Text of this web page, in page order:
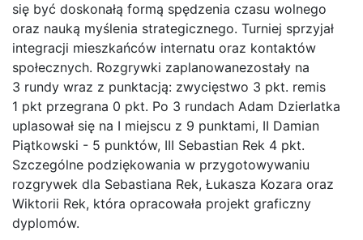
się być doskonałą formą spędzenia czasu wolnego
oraz nauką myślenia strategicznego. Turniej sprzyjał
integracji mieszkańców internatu oraz kontaktów
społecznych. Rozgrywki zaplanowanezostały na
3 rundy wraz z punktacją: zwycięstwo 3 pkt. remis
1 pkt przegrana 0 pkt. Po 3 rundach Adam Dzierlatka
uplasował się na I miejscu z 9 punktami, II Damian
Piątkowski - 5 punktów, III Sebastian Rek 4 pkt.
Szczególne podziękowania w przygotowywaniu
rozgrywek dla Sebastiana Rek, Łukasza Kozara oraz
Wiktorii Rek, która opracowała projekt graficzny
dyplomów.